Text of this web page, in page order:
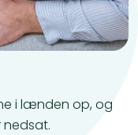
i lænden op, og